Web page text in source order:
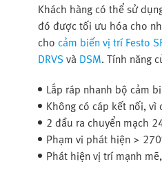
Khách hàng có thể sử
đó được tối ưu hóa cho
cho cảm biến vị trí Festo
DRVS và DSM. Tính năng
Lắp ráp nhanh bộ cảm
Không có cáp kết nối,
2 đầu ra chuyển mạch
Phạm vi phát hiện >
Phát hiện vị trí mạnh